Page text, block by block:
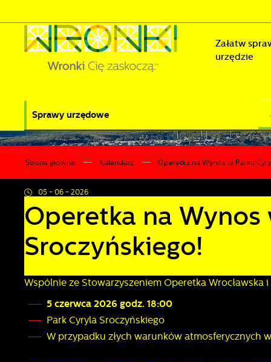
Załatw
urzędzie
Sprawy urzędowe
Strona główna Kalendarz Operetka na Wynos w Parku
05 - 06 - 2026
Operetka na Wynos
Sroczyńskiego!
Wspólnie ze Stowarzyszeniem Operetka
5 czerwca 2026 godz. 18:00
Park Cyryla Sroczyńskiego
W przypadku złych warunków atmosferycznych